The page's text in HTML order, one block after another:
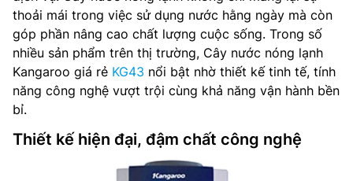
thoải mái trong việc sử dụng nước hằng ngày mà còn
góp phần nâng cao chất lượng cuộc sống. Trong số
nhiều sản phẩm trên thị trường, Cây nước nóng lạnh
Kangaroo giá rẻ KG43 nổi bật nhờ thiết kế tinh tế, tính
năng công nghệ vượt trội cùng khả năng vận hành bền
bỉ.
Thiết kế hiện đại, đậm chất công nghệ